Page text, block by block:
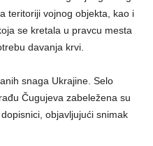
teritoriji vojnog objekta, kao i
se kretala u pravcu mesta
davanja krvi.
snaga Ukrajine. Selo
Čugujeva zabeležena su
objavljujući snimak